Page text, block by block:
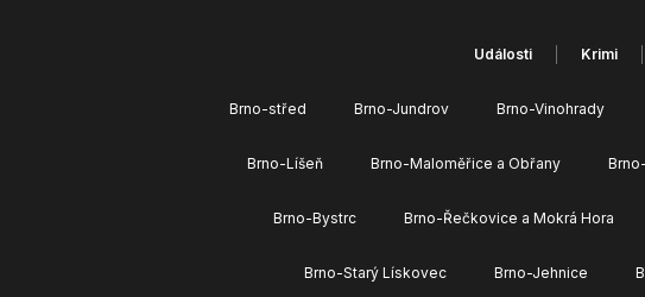
Události Krimi
Brno-střed Brno-Jundrov Brno-Vinohrady
Brno-Líšeň Brno-Maloměřice a Obřany
Brno-Bystrc Brno-Řečkovice a Mokrá Hora
Brno-Starý Lískovec Brno-Jehnice